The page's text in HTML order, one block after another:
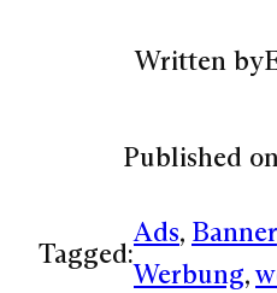
Written by
Published
Tagged:
Ads, Banner
Werbung,